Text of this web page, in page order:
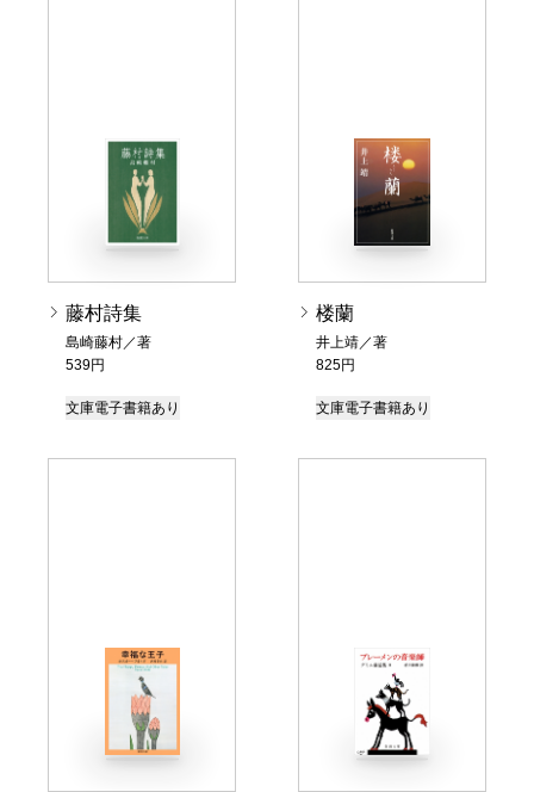
藤村詩集
島崎藤村／著
539円
文庫電子書籍あり
楼蘭
井上靖／著
825円
文庫電子書籍あり